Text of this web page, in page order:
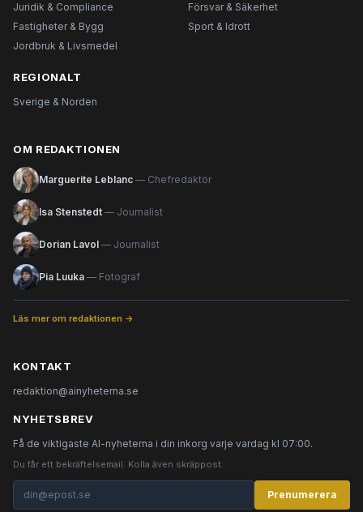
Juridik & Compliance
Försvar & Säkerhet
Fastigheter & Bygg
Sport & Idrott
Jordbruk & Livsmedel
REGIONALT
Sverige & Norden
OM REDAKTIONEN
Marguerite Leblanc — Chefredaktör
Isa Stenstedt — Journalist
Dorian Lavol — Journalist
Pia Luuka — Fotograf
Läs mer om redaktionen →
KONTAKT
redaktion@ainyheterna.se
NYHETSBREV
Få de viktigaste AI-nyheterna i din inkorg varje vardag kl 07:00.
Du får ett bekräftelsemail. Kolla även skräppost.
Prenumerera